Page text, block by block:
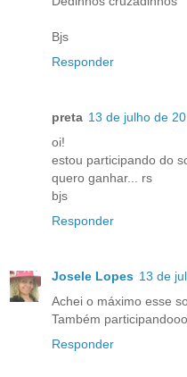
Bjs
Responder
preta 13 de julho de
oi!
estou participando do
quero ganhar... rs
bjs
Responder
Josele Lopes 13 de
Achei o máximo esse
Também
Responder